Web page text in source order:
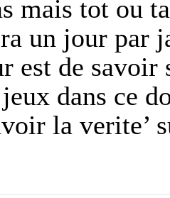
mais tot ou
un jour par
est de
dans ce
la verite’